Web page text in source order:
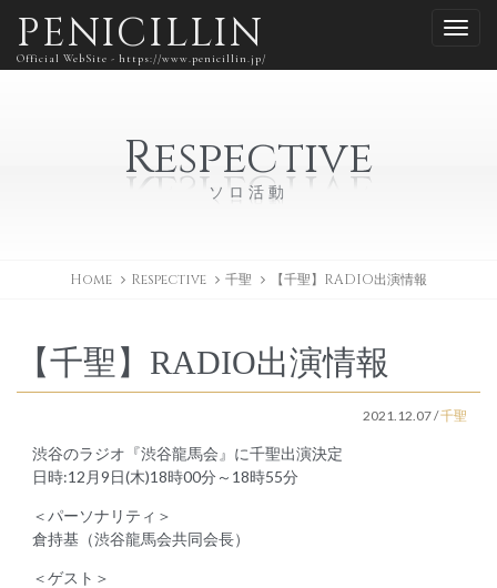
PENICILLIN
Official WebSite - https://www.penicillin.jp/
Respective
ソロ活動
Home Respective 千聖 【千聖】RADIO出演情報
【千聖】RADIO出演情報
2021.12.07/千聖
渋谷のラジオ『渋谷龍馬会』に千聖出演決定
日時:12月9日(木)18時00分～18時55分
＜パーソナリティ＞
倉持基（渋谷龍馬会共同会長）
＜ゲスト＞